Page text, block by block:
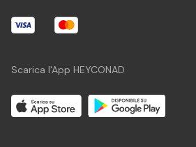
Scarica l'App HEYCONAD